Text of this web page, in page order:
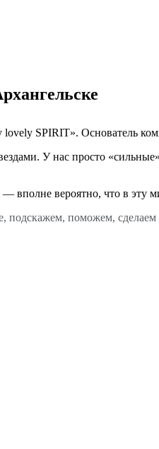
SPIRIT». Основатель
У нас просто
вполне вероятно, что в эту
поможем,